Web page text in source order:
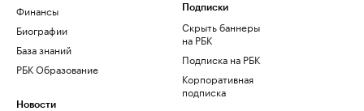
Финансы
Биографии
База знаний
РБК Образование
Новости
Подписки
Скрыть баннеры
на РБК
Подписка на РБК
Корпоративная
подписка